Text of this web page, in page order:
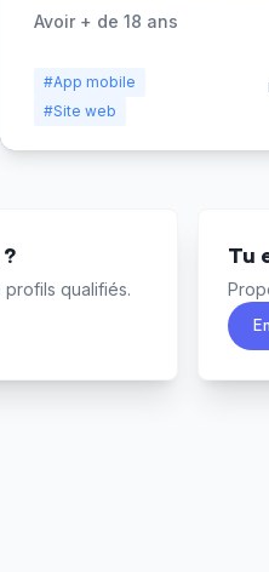
Avoir + de 18 ans
#App mobile
#Site web
qualifiés.
Tu